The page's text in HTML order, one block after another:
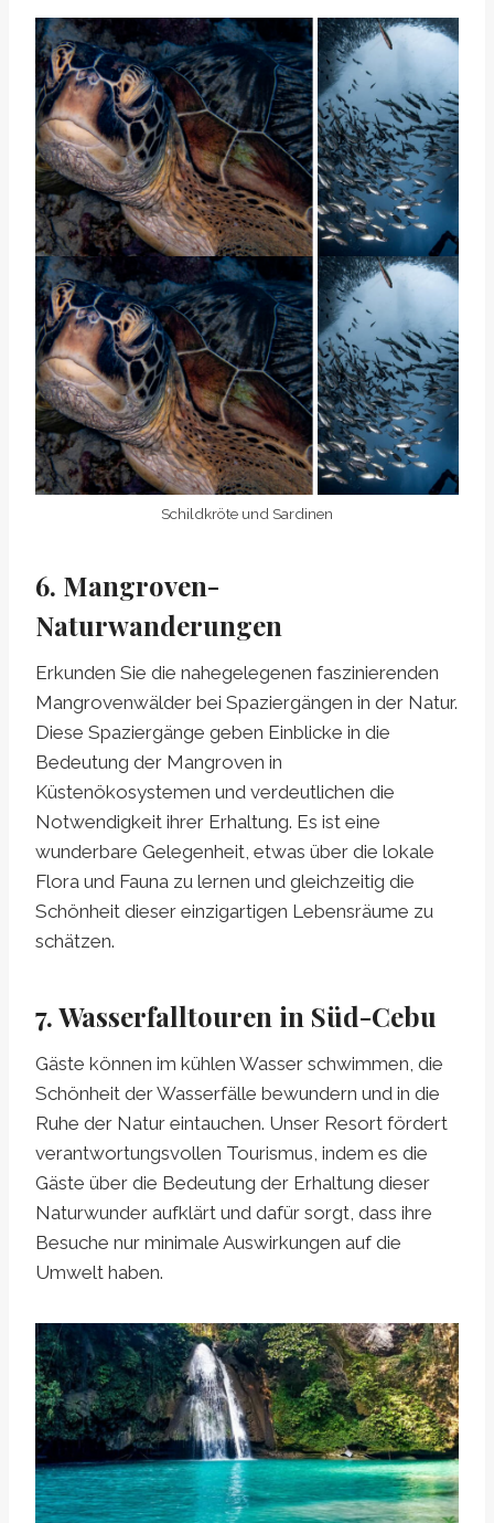
Schildkröte und Sardinen
6. Mangroven-
Naturwanderungen
Erkunden Sie die nahegelegenen faszinierenden
Mangrovenwälder bei Spaziergängen in der Natur.
Diese Spaziergänge geben Einblicke in die
Bedeutung der Mangroven in
Küstenökosystemen und verdeutlichen die
Notwendigkeit ihrer Erhaltung. Es ist eine
wunderbare Gelegenheit, etwas über die lokale
Flora und Fauna zu lernen und gleichzeitig die
Schönheit dieser einzigartigen Lebensräume zu
schätzen.
7. Wasserfalltouren in Süd-Cebu
Gäste können im kühlen Wasser schwimmen, die
Schönheit der Wasserfälle bewundern und in die
Ruhe der Natur eintauchen. Unser Resort fördert
verantwortungsvollen Tourismus, indem es die
Gäste über die Bedeutung der Erhaltung dieser
Naturwunder aufklärt und dafür sorgt, dass ihre
Besuche nur minimale Auswirkungen auf die
Umwelt haben.